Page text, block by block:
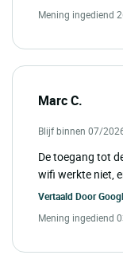
Mening ingediend
Marc C.
Blijf binnen 07/
De toegang tot
wifi werkte niet,
Vertaald Door
Mening ingediend